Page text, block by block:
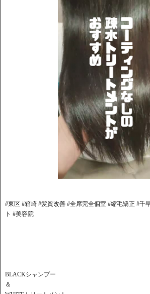
#東区 #箱崎 #髪質改善 #全席完全個室 #縮毛矯正 #千
ト #美容院
BLACKシャンプー
＆